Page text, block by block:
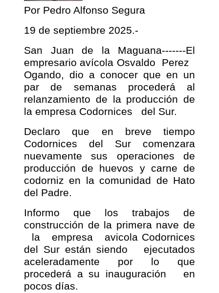
Por Pedro Alfonso Segura
19 de septiembre 2025.-
San Juan de la Maguana-------El
empresario avícola Osvaldo
Perez
Ogando, dio a conocer que en un
par de semanas procederá al
relanzamiento de la producción de
la empresa Codornices
del Sur.
Declaro que en breve tiempo
Codornices del Sur comenzara
nuevamente sus operaciones de
producción de huevos y carne de
codorniz en la comunidad de Hato
del Padre.
Informo que los trabajos de
construcción de la primera nave de
la
empresa
avicola Codornices
del Sur están siendo
ejecutados
aceleradamente por lo que
procederá a su inauguración
en
pocos días.